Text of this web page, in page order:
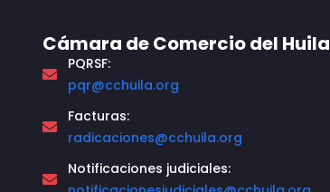
Cámara de Comercio del Huila
PQRSF:
pqr@cchuila.org
Facturas:
radicaciones@cchuila.org
Notificaciones judiciales: